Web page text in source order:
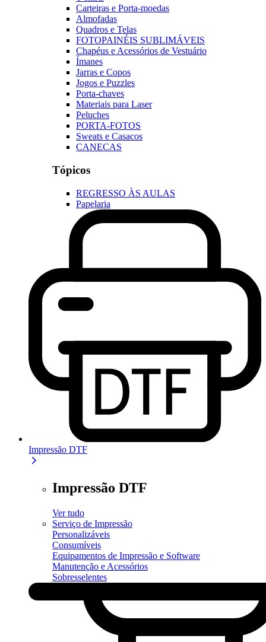
Carteiras e Porta-moedas
Almofadas
Quadros e Telas
FOTOPAINÉIS SUBLIMÁVEIS
Chapéus e Acessórios de Vestuário
Ímanes
Jarras e Copos
Jogos e Puzzles
Porta-chaves
Materiais para Laser
Peluches
PORTA-FOTOS
Sweats e Casacos
CANECAS
Tópicos
REGRESSO ÀS AULAS
Papelaria
Impressão DTF
Impressão DTF
Ver tudo
Serviço de Impressão
Personalizáveis
Consumíveis
Equipamentos de Impressão e Software
Manutenção e Acessórios
Sobresselentes